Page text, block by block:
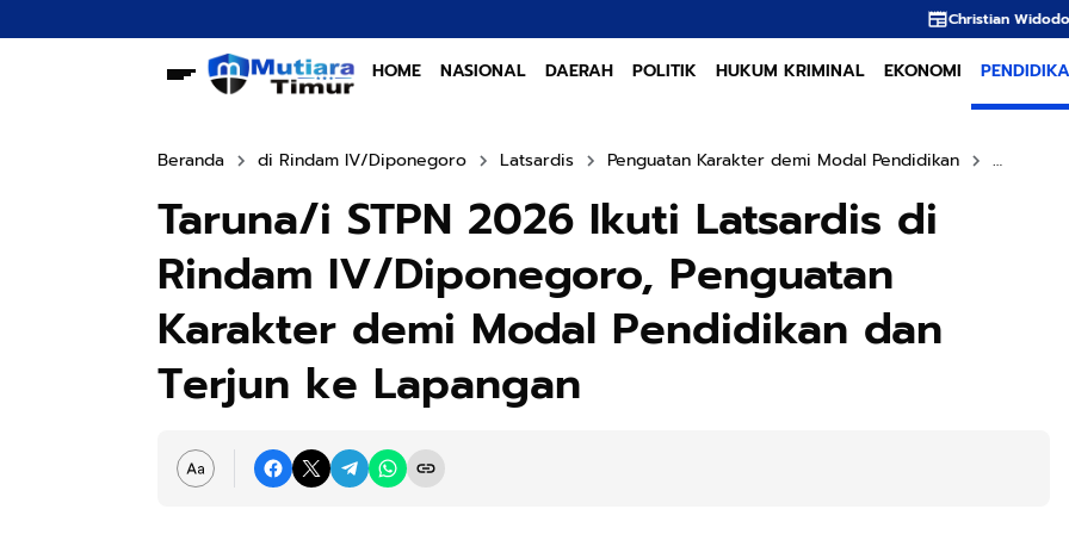
Christian Widodo: Kota Hebat Lahir dari
HOME NASIONAL DAERAH POLITIK HUKUM KRIMINAL EKONOMI
Beranda di Rindam IV/Diponegoro Latsardis Penguatan Karakter demi Modal Pendidikan Taruna/i
Taruna/i STPN 2026 Ikuti Latsardis di
Rindam IV/Diponegoro, Penguatan
Karakter demi Modal Pendidikan dan
Terjun ke Lapangan